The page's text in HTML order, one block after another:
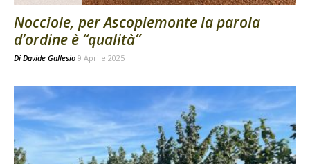
Nocciole, per Ascopiemonte la parola
d’ordine è “qualità”
Di Davide Gallesio 9 Aprile 2025